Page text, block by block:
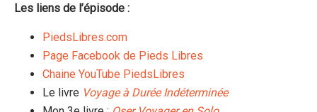
Les liens de l’épisode :
PiedsLibres.com
Page Facebook de Pieds Libres
Chaine YouTube PiedsLibres
Le livre Voyage à Durée Indéterminée